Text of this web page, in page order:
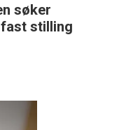
søker
stilling